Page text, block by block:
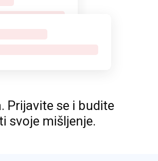
Prijavite se i budite
svoje mišljenje.